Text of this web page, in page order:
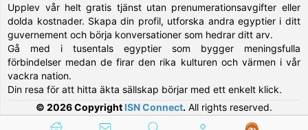
Upplev vår helt gratis tjänst utan prenumerationsavgifter eller
dolda kostnader. Skapa din profil, utforska andra egyptier i ditt
guvernement och börja konversationer som hedrar ditt arv.
Gå med i tusentals egyptier som bygger meningsfulla
förbindelser medan de firar den rika kulturen och värmen i vår
vackra nation.
Din resa för att hitta äkta sällskap börjar med ett enkelt klick.
© 2026 Copyright ISN Connect. All rights reserved.